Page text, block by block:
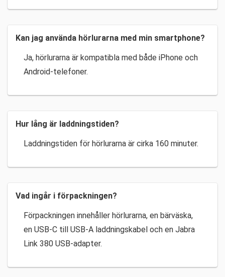
Kan jag använda hörlurarna med min smartphone?
Ja, hörlurarna är kompatibla med både iPhone och
Android-telefoner.
Hur lång är laddningstiden?
Laddningstiden för hörlurarna är cirka 160 minuter.
Vad ingår i förpackningen?
Förpackningen innehåller hörlurarna, en bärväska,
en USB-C till USB-A laddningskabel och en Jabra
Link 380 USB-adapter.